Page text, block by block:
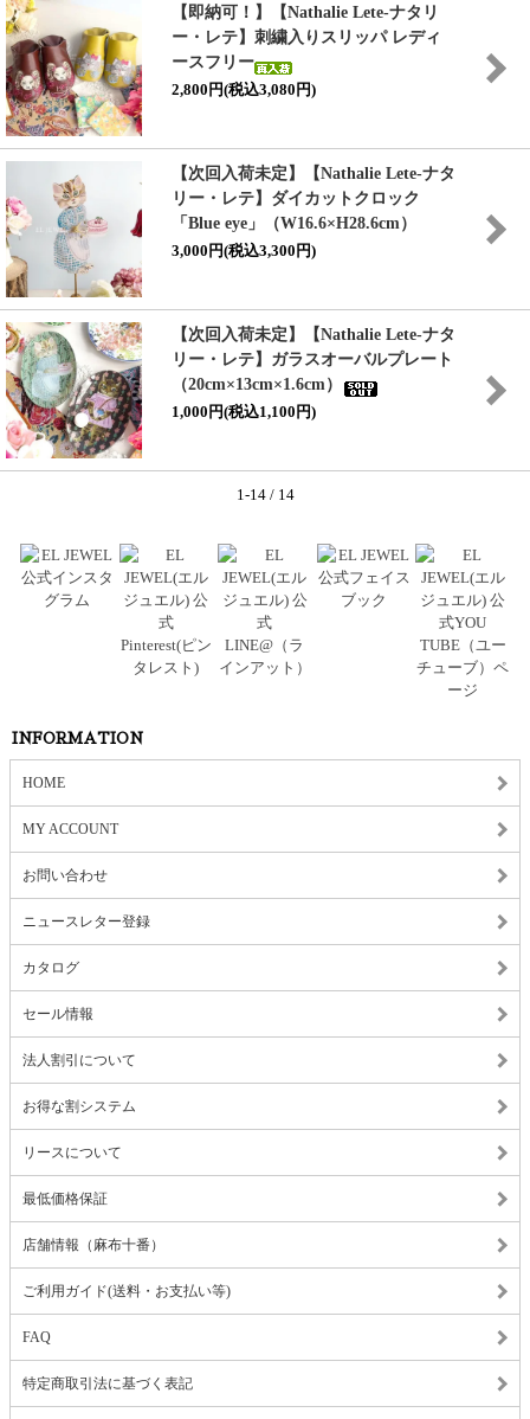
【即納可！】【Nathalie Lete-ナタリ
ー・レテ】刺繍入りスリッパ レディ
ースフリー
2,800円(税込3,080円)
【次回入荷未定】【Nathalie Lete-ナタ
リー・レテ】ダイカットクロック
「Blue eye」（W16.6×H28.6cm）
3,000円(税込3,300円)
【次回入荷未定】【Nathalie Lete-ナタ
リー・レテ】ガラスオーバルプレート
（20cm×13cm×1.6cm）
1,000円(税込1,100円)
1-14 / 14
INFORMATION
HOME
MY ACCOUNT
お問い合わせ
ニュースレター登録
カタログ
セール情報
法人割引について
お得な割システム
リースについて
最低価格保証
店舗情報（麻布十番）
ご利用ガイド(送料・お支払い等)
FAQ
特定商取引法に基づく表記